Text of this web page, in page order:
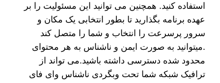
استفاده کنید. همچنین می توانید این مسئولیت را بر
عهده برنامه بگذارید تا بطور انتخابی یک مکان و
سرور پرسرعت را انتخاب و شما را متصل کند
.میتوانید به صورت ایمن و ناشناس به هر محتوای
محدود شده دسترسی داشته باشید.می تواند از
ترافیک شبکه شما تحت وبگردی ناشناس وای فای